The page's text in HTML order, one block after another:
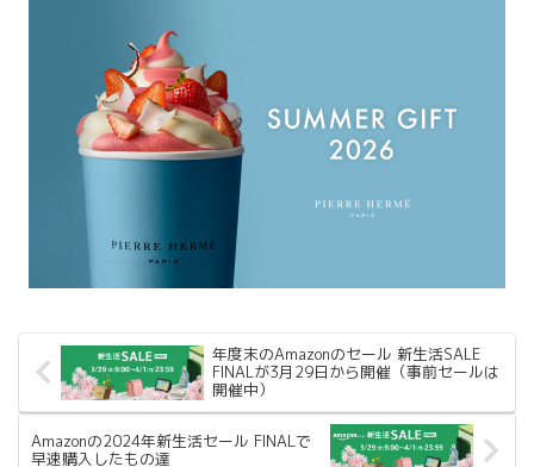
年度末のAmazonのセール 新生活SALE
FINALが3月29日から開催（事前セールは
開催中）
Amazonの2024年新生活セール FINALで
早速購入したもの達